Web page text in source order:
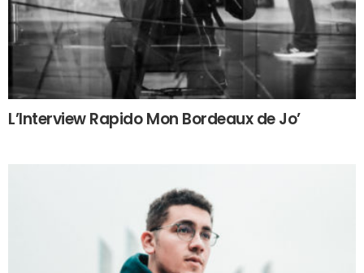
L’Interview Rapido Mon Bordeaux de Jo’